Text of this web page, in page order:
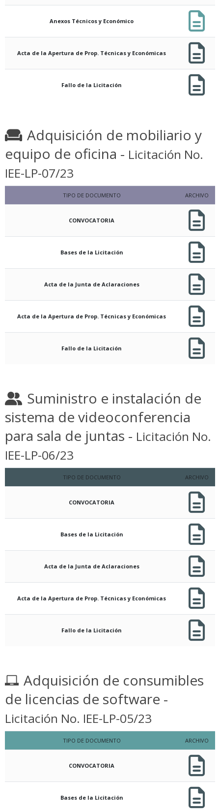
Anexos Técnicos y Económico
Acta de la Apertura de Prop. Técnicas y Económicas
Fallo de la Licitación
Adquisición de mobiliario y
equipo de oficina - Licitación No.
IEE-LP-07/23
TIPO DE DOCUMENTO ARCHIVO
CONVOCATORIA
Bases de la Licitación
Acta de la Junta de Aclaraciones
Acta de la Apertura de Prop. Técnicas y Económicas
Fallo de la Licitación
Suministro e instalación de
sistema de videoconferencia
para sala de juntas - Licitación No.
IEE-LP-06/23
TIPO DE DOCUMENTO ARCHIVO
CONVOCATORIA
Bases de la Licitación
Acta de la Junta de Aclaraciones
Acta de la Apertura de Prop. Técnicas y Económicas
Fallo de la Licitación
Adquisición de consumibles
de licencias de software -
Licitación No. IEE-LP-05/23
TIPO DE DOCUMENTO ARCHIVO
CONVOCATORIA
Bases de la Licitación